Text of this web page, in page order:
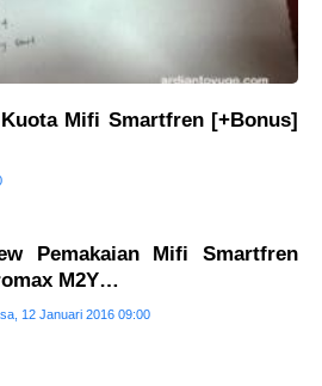
Mifi Smartfren [+Bonus]
Pemakaian Mifi Smartfren
M2Y…
12 Januari 2016 09:00